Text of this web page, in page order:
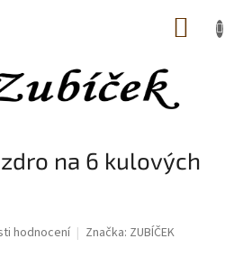
na 6 kulových
hodnocení Značka: ZUBÍČEK